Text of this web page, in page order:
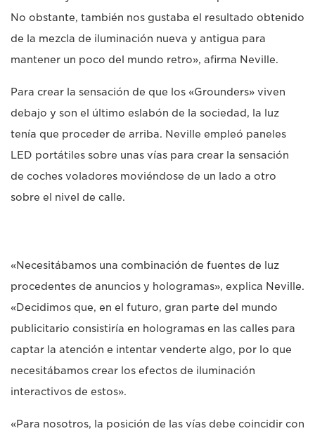
No obstante, también nos gustaba el resultado obtenido
de la mezcla de iluminación nueva y antigua para
mantener un poco del mundo retro», afirma Neville.
Para crear la sensación de que los «Grounders» viven
debajo y son el último eslabón de la sociedad, la luz
tenía que proceder de arriba. Neville empleó paneles
LED portátiles sobre unas vías para crear la sensación
de coches voladores moviéndose de un lado a otro
sobre el nivel de calle.
«Necesitábamos una combinación de fuentes de luz
procedentes de anuncios y hologramas», explica Neville.
«Decidimos que, en el futuro, gran parte del mundo
publicitario consistiría en hologramas en las calles para
captar la atención e intentar venderte algo, por lo que
necesitábamos crear los efectos de iluminación
interactivos de estos».
«Para nosotros, la posición de las vías debe coincidir con